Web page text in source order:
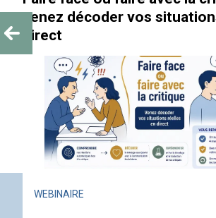
en
ACTUALITÉ ÉVÉNEMENT